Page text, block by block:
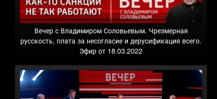
Вечер с Владимиром Соловьевым. Чрезмерная
русскость, плата за несогласие и дерусификация всего.
Эфир от 18.03.2022